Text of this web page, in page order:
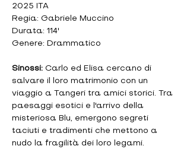
2025 ITA
Regia: Gabriele Muccino
Durata: 114'
Genere: Drammatico
Sinossi: Carlo ed Elisa cercano di
salvare il loro matrimonio con un
viaggio a Tangeri tra amici storici. Tra
paesaggi esotici e l'arrivo della
misteriosa Blu, emergono segreti
taciuti e tradimenti che mettono a
nudo la fragilità dei loro legami.